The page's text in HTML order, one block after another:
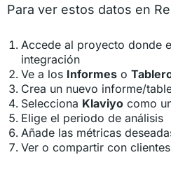
Para ver estos datos en
Accede al proyecto donde
integración
Ve a los Informes o
Crea un nuevo informe/
Selecciona Klaviyo como
Elige el periodo de análisis
Añade las métricas
Ver o compartir con